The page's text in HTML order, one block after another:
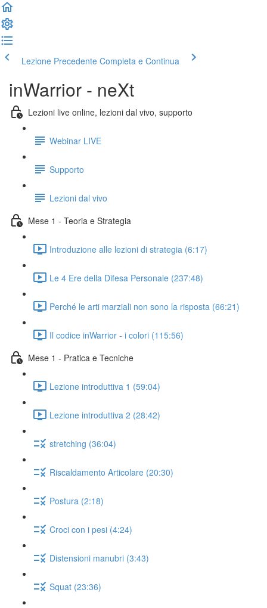
Lezione Precedente Completa e Continua
inWarrior - neXt
Lezioni live online, lezioni dal vivo, supporto
Webinar LIVE
Supporto
Lezioni dal vivo
Mese 1 - Teoria e Strategia
Introduzione alle lezioni di strategia (6:17)
Le 4 Ere della Difesa Personale (237:48)
Perché le arti marziali non sono la risposta (66:21)
Il codice inWarrior - i colori (115:56)
Mese 1 - Pratica e Tecniche
Lezione introduttiva 1 (59:04)
Lezione introduttiva 2 (28:42)
stretching (36:04)
Riscaldamento Articolare (20:30)
Postura (2:18)
Croci con i pesi (4:24)
Distensioni manubri (3:43)
Squat (23:36)